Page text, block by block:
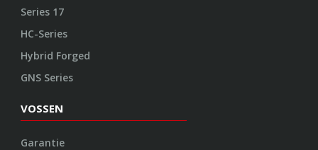
Series 17
HC-Series
Hybrid Forged
GNS Series
VOSSEN
Garantie